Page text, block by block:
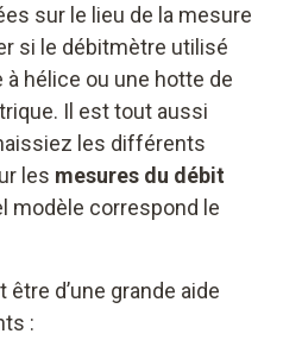
sur le lieu de la mesure
si le débitmètre utilisé
hélice ou une hotte de
Il est tout aussi
les différents
les mesures du débit
modèle correspond le
d’une grande aide
: